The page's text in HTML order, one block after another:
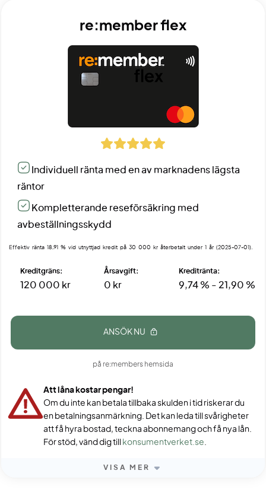
re:member flex
Individuell ränta med en av marknadens lägsta
räntor
Kompletterande reseförsäkring med
avbeställningsskydd
Effektiv ränta 18,91 % vid utnyttjad kredit på 30 000 kr återbetalt under 1 år (2025-07-01).
Kreditgräns:
120 000 kr
Årsavgift:
0 kr
Kreditränta:
9,74 % - 21,90 %
ANSÖK NU
på re:members hemsida
Att låna kostar pengar!
Om du inte kan betala tillbaka skulden i tid riskerar du
en betalningsanmärkning. Det kan leda till svårigheter
att få hyra bostad, teckna abonnemang och få nya lån.
För stöd, vänd dig till
konsumentverket.se.
VISA MER